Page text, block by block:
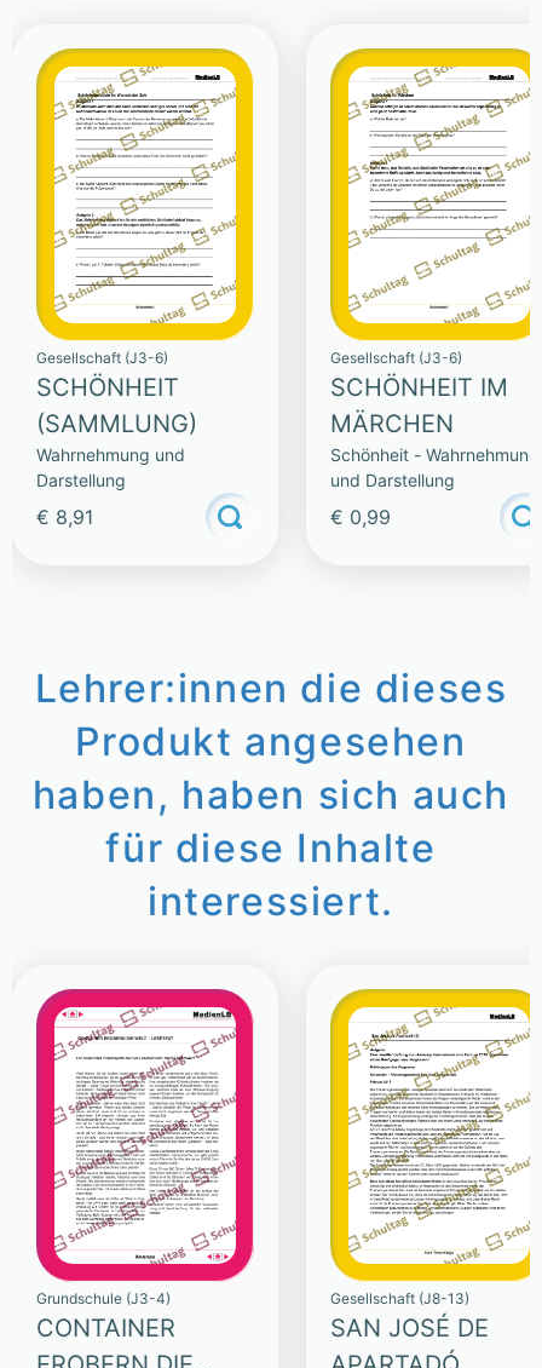
Gesellschaft (J3-6)
SCHÖNHEIT
(SAMMLUNG)
Wahrnehmung und
Darstellung
€ 8,91
Gesellschaft (J3-6)
SCHÖNHEIT IM
MÄRCHEN
Schönheit - Wahrnehmung
und Darstellung
€ 0,99
Lehrer:innen die dieses
Produkt angesehen
haben, haben sich auch
für diese Inhalte
interessiert.
Grundschule (J3-4)
CONTAINER
Gesellschaft (J8-13)
SAN JOSÉ DE